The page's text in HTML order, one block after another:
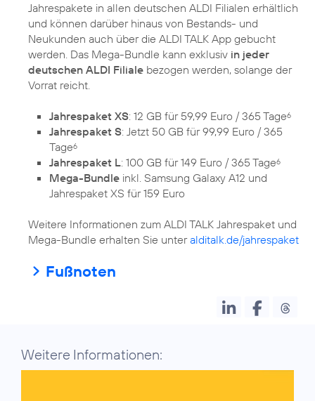
Jahrespakete in allen deutschen ALDI Filialen erhältlich
und können darüber hinaus von Bestands- und
Neukunden auch über die ALDI TALK App gebucht
werden. Das Mega-Bundle kann exklusiv in jeder
deutschen ALDI Filiale bezogen werden, solange der
Vorrat reicht.
Jahrespaket XS: 12 GB für 59,99 Euro / 365 Tage6
Jahrespaket S: Jetzt 50 GB für 99,99 Euro / 365
Tage6
Jahrespaket L: 100 GB für 149 Euro / 365 Tage6
Mega-Bundle inkl. Samsung Galaxy A12 und
Jahrespaket XS für 159 Euro
Weitere Informationen zum ALDI TALK Jahrespaket und
Mega-Bundle erhalten Sie unteralditalk.de/jahrespaket
Fußnoten
Weitere Informationen: